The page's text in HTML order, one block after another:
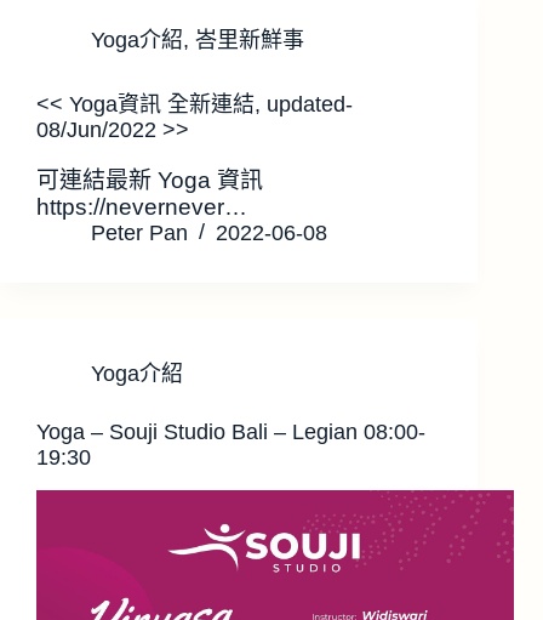
Yoga介紹, 峇里新鮮事
<< Yoga資訊 全新連結, updated-
08/Jun/2022 >>
可連結最新 Yoga 資訊
https://nevernever…
Peter Pan 2022-06-08
Yoga介紹
Yoga – Souji Studio Bali – Legian 08:00-
19:30